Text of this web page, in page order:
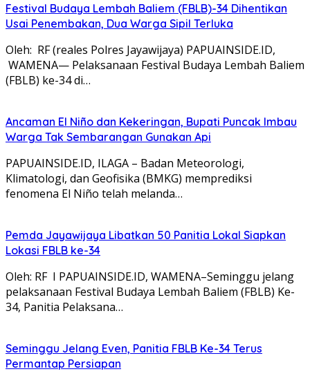
Festival Budaya Lembah Baliem (FBLB)-34 Dihentikan
Usai Penembakan, Dua Warga Sipil Terluka
Oleh: RF (reales Polres Jayawijaya) PAPUAINSIDE.ID,
WAMENA— Pelaksanaan Festival Budaya Lembah Baliem
(FBLB) ke-34 di…
Ancaman El Niño dan Kekeringan, Bupati Puncak Imbau
Warga Tak Sembarangan Gunakan Api
PAPUAINSIDE.ID, ILAGA – Badan Meteorologi,
Klimatologi, dan Geofisika (BMKG) memprediksi
fenomena El Niño telah melanda…
Pemda Jayawijaya Libatkan 50 Panitia Lokal Siapkan
Lokasi FBLB ke-34
Oleh: RF I PAPUAINSIDE.ID, WAMENA–Seminggu jelang
pelaksanaan Festival Budaya Lembah Baliem (FBLB) Ke-
34, Panitia Pelaksana…
Seminggu Jelang Even, Panitia FBLB Ke-34 Terus
Permantap Persiapan